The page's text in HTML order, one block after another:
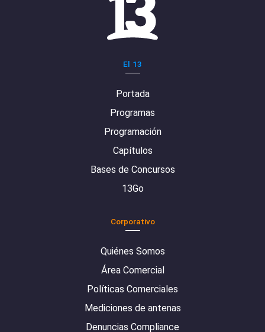
El 13
Portada
Programas
Programación
Capítulos
Bases de Concursos
13Go
Corporativo
Quiénes Somos
Área Comercial
Políticas Comerciales
Mediciones de antenas
Denuncias Compliance